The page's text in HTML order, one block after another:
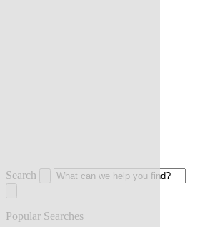
Search
Popular Searches